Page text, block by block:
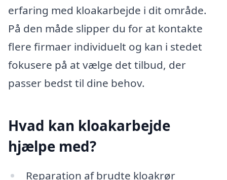
erfaring med kloakarbejde i dit område.
På den måde slipper du for at kontakte
flere firmaer individuelt og kan i stedet
fokusere på at vælge det tilbud, der
passer bedst til dine behov.
Hvad kan kloakarbejde
hjælpe med?
Reparation af brudte kloakrør